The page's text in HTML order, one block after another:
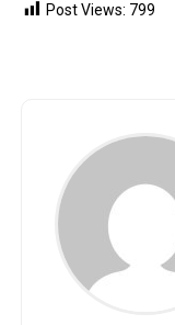
Post Views: 799